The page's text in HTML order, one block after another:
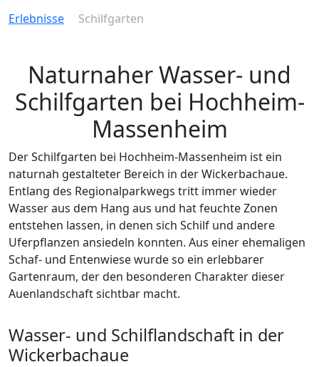
Erlebnisse Schilfgarten
Naturnaher Wasser- und
Schilfgarten bei Hochheim-
Massenheim
Der Schilfgarten bei Hochheim-Massenheim ist ein
naturnah gestalteter Bereich in der Wickerbachaue.
Entlang des Regionalparkwegs tritt immer wieder
Wasser aus dem Hang aus und hat feuchte Zonen
entstehen lassen, in denen sich Schilf und andere
Uferpflanzen ansiedeln konnten. Aus einer ehemaligen
Schaf- und Entenwiese wurde so ein erlebbarer
Gartenraum, der den besonderen Charakter dieser
Auenlandschaft sichtbar macht.
Wasser- und Schilflandschaft in der
Wickerbachaue